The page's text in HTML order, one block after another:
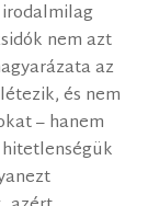
nem azt
az
és nem
– hanem